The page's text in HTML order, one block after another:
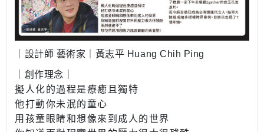
｜設計師 藝術家｜黃志平 Huang Chih Ping
｜創作理念｜
擬人化的過程是療癒且獨特
他打動你未泯的童心
用孩童眼睛和想像來到成人的世界